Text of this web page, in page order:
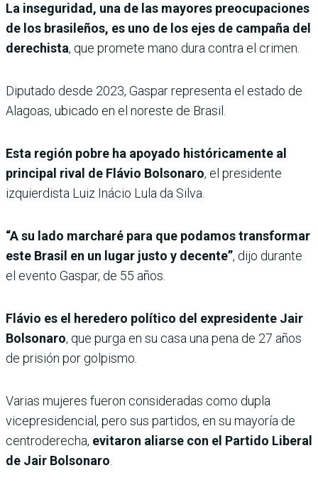
La inseguridad, una de las mayores preocupaciones
de los brasileños, es uno de los ejes de campaña del
derechista, que promete mano dura contra el crimen.
Diputado desde 2023, Gaspar representa el estado de
Alagoas, ubicado en el noreste de Brasil.
Esta región pobre ha apoyado históricamente al
principal rival de Flávio Bolsonaro, el presidente
izquierdista Luiz Inácio Lula da Silva.
“A su lado marcharé para que podamos transformar
este Brasil en un lugar justo y decente”, dijo durante
el evento Gaspar, de 55 años.
Flávio es el heredero político del expresidente Jair
Bolsonaro, que purga en su casa una pena de 27 años
de prisión por golpismo.
Varias mujeres fueron consideradas como dupla
vicepresidencial, pero sus partidos, en su mayoría de
centroderecha, evitaron aliarse con el Partido Liberal
de Jair Bolsonaro